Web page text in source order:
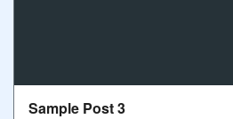
Sample Post 3